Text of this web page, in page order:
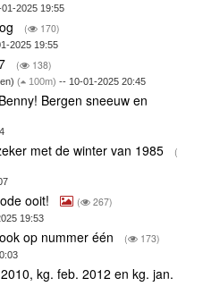
2025 19:55
( 170)
2025 19:55
( 138)
( 100m) -- 10-01-2025 20:45
Bergen sneeuw en
met de winter van 1985
(
ooit! ( 267)
19:53
op nummer één ( 173)
kg. feb. 2012 en kg. jan.